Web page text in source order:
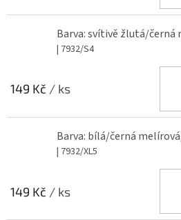
Barva: svítivě žlutá/černá
| 7932/S4
149 Kč / ks
Barva: bílá/černá
| 7932/XL5
149 Kč / ks